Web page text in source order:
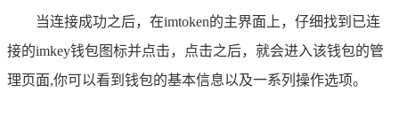
当连接成功之后，在imtoken的主界面上，仔细找到已连
接的imkey钱包图标并点击，点击之后，就会进入该钱包的管
理页面,你可以看到钱包的基本信息以及一系列操作选项。